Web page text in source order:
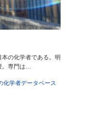
の化学者である。明
。専門は…
化学者データベース